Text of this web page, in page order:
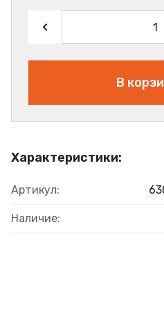
Характеристики:
Артикул:
Наличие:
В